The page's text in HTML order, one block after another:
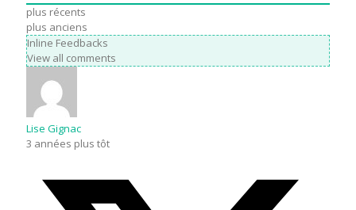
plus récents
plus anciens
Inline Feedbacks
View all comments
Lise Gignac
3 années plus tôt